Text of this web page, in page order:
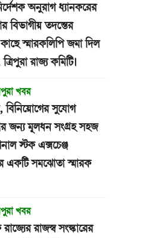
অনুরাগ ধ্যানকরের
বিভাগীয় তদন্তের
স্মারকলিপি জমা দিল
রাজ্য কমিটি।
খবর
বিনিয়োগের সুযোগ
জন্য মূলধন সংগ্রহ সহজ
স্টক এক্সচেঞ্জ
একটি সমঝোতা স্মারক
খবর
রাজস্ব সংস্কারের